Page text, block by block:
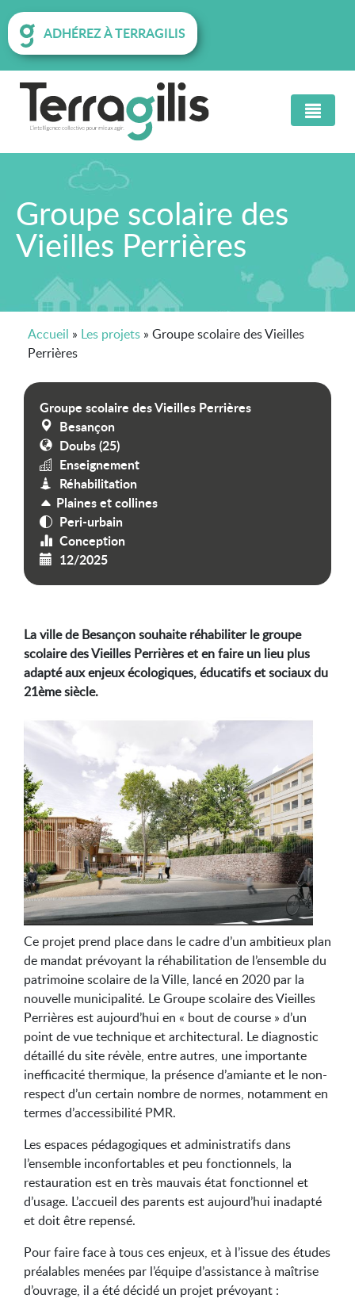
ADHÉREZ À TERRAGILIS
Groupe scolaire des
Vieilles Perrières
Accueil » Les projets » Groupe scolaire des Vieilles
Perrières
Groupe scolaire des Vieilles Perrières
Besançon
Doubs (25)
Enseignement
Réhabilitation
Plaines et collines
Peri-urbain
Conception
12/2025
La ville de Besançon souhaite réhabiliter le groupe
scolaire des Vieilles Perrières et en faire un lieu plus
adapté aux enjeux écologiques, éducatifs et sociaux du
21ème siècle.
Ce projet prend place dans le cadre d’un ambitieux plan
de mandat prévoyant la réhabilitation de l’ensemble du
patrimoine scolaire de la Ville, lancé en 2020 par la
nouvelle municipalité. Le Groupe scolaire des Vieilles
Perrières est aujourd’hui en « bout de course » d’un
point de vue technique et architectural. Le diagnostic
détaillé du site révèle, entre autres, une importante
inefficacité thermique, la présence d’amiante et le non-
respect d’un certain nombre de normes, notamment en
termes d’accessibilité PMR.
Les espaces pédagogiques et administratifs dans
l’ensemble inconfortables et peu fonctionnels, la
restauration est en très mauvais état fonctionnel et
d’usage. L’accueil des parents est aujourd’hui inadapté
et doit être repensé.
Pour faire face à tous ces enjeux, et à l’issue des études
préalables menées par l’équipe d’assistance à maîtrise
d’ouvrage, il a été décidé un projet prévoyant :